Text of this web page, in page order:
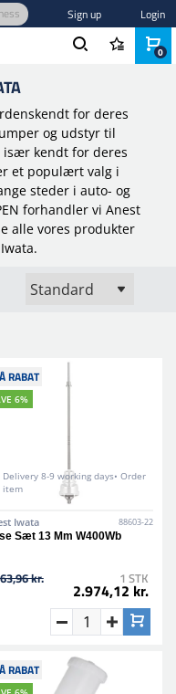
Sign up Login
for deres
og udstyr til
især kendt for deres
et populært valg i
steder i auto- og
forhandler vi Anest
alle vores produkter
RABAT
6%
Delivery 8-9 working days• Order
item
Iwata 88603-22
Sæt 13 Mm W400Wb
kr. 1 STK
2.974,12 kr.
RABAT
0